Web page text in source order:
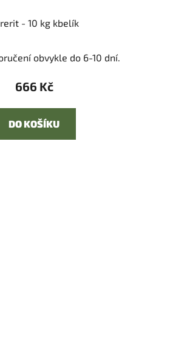
- 10 kg kbelík
obvykle do 6-10 dní.
666 Kč
DO KOŠÍKU